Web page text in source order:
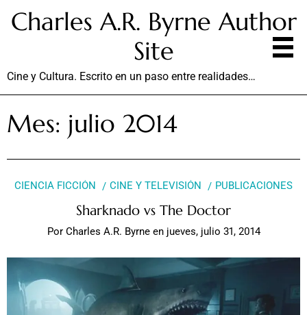
Charles A.R. Byrne Author
Site
Cine y Cultura. Escrito en un paso entre realidades…
Mes: julio 2014
CIENCIA FICCIÓN CINE Y TELEVISIÓN PUBLICACIONES
Sharknado vs The Doctor
Por Charles A.R. Byrne en jueves, julio 31, 2014